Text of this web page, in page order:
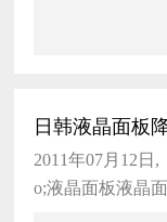
日韩液晶面板
2011年07月12
o;液晶面板液晶